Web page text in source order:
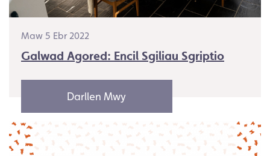
Maw 5 Ebr 2022
Galwad Agored: Encil Sgiliau Sgriptio
Darllen Mwy